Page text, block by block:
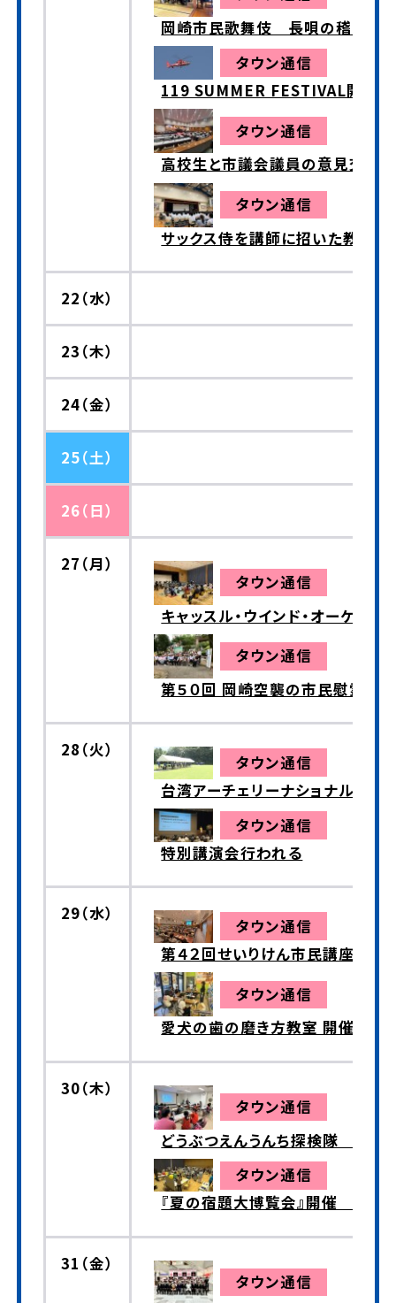
岡崎市民歌舞伎 長唄の稽古行
タウン通信
119 SUMMER FESTIVAL開催
タウン通信
高校生と市議会議員の意見交換
タウン通信
サックス侍を講師に招いた教育
22（水）
23（木）
24（金）
25（土）
26（日）
27（月）
タウン通信
キャッスル・ウインド・オーケス
タウン通信
第５０回 岡崎空襲の市民慰霊祭
28（火）
タウン通信
台湾アーチェリーナショナルチ
タウン通信
特別講演会行われる
29（水）
タウン通信
第４２回せいりけん市民講座
タウン通信
愛犬の歯の磨き方教室 開催
30（木）
タウン通信
どうぶつえんうんち探検隊
タウン通信
『夏の宿題大博覧会』開催 西
31（金）
タウン通信